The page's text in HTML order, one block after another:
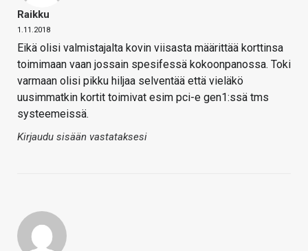
Raikku
1.11.2018
Eikä olisi valmistajalta kovin viisasta määrittää korttinsa
toimimaan vaan jossain spesifessä kokoonpanossa. Toki
varmaan olisi pikku hiljaa selventää että vieläkö
uusimmatkin kortit toimivat esim pci-e gen1:ssä tms
systeemeissä.
Kirjaudu sisään vastataksesi